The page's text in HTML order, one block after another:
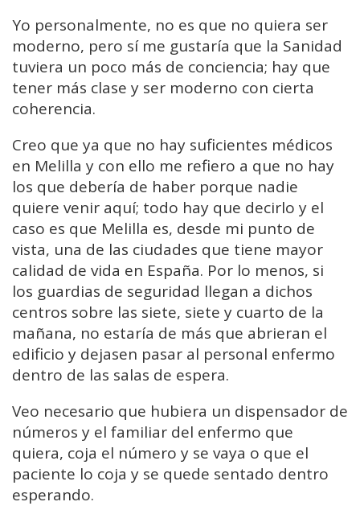
Yo personalmente, no es que no quiera ser
moderno, pero sí me gustaría que la Sanidad
tuviera un poco más de conciencia; hay que
tener más clase y ser moderno con cierta
coherencia.
Creo que ya que no hay suficientes médicos
en Melilla y con ello me refiero a que no hay
los que debería de haber porque nadie
quiere venir aquí; todo hay que decirlo y el
caso es que Melilla es, desde mi punto de
vista, una de las ciudades que tiene mayor
calidad de vida en España. Por lo menos, si
los guardias de seguridad llegan a dichos
centros sobre las siete, siete y cuarto de la
mañana, no estaría de más que abrieran el
edificio y dejasen pasar al personal enfermo
dentro de las salas de espera.
Veo necesario que hubiera un dispensador de
números y el familiar del enfermo que
quiera, coja el número y se vaya o que el
paciente lo coja y se quede sentado dentro
esperando.